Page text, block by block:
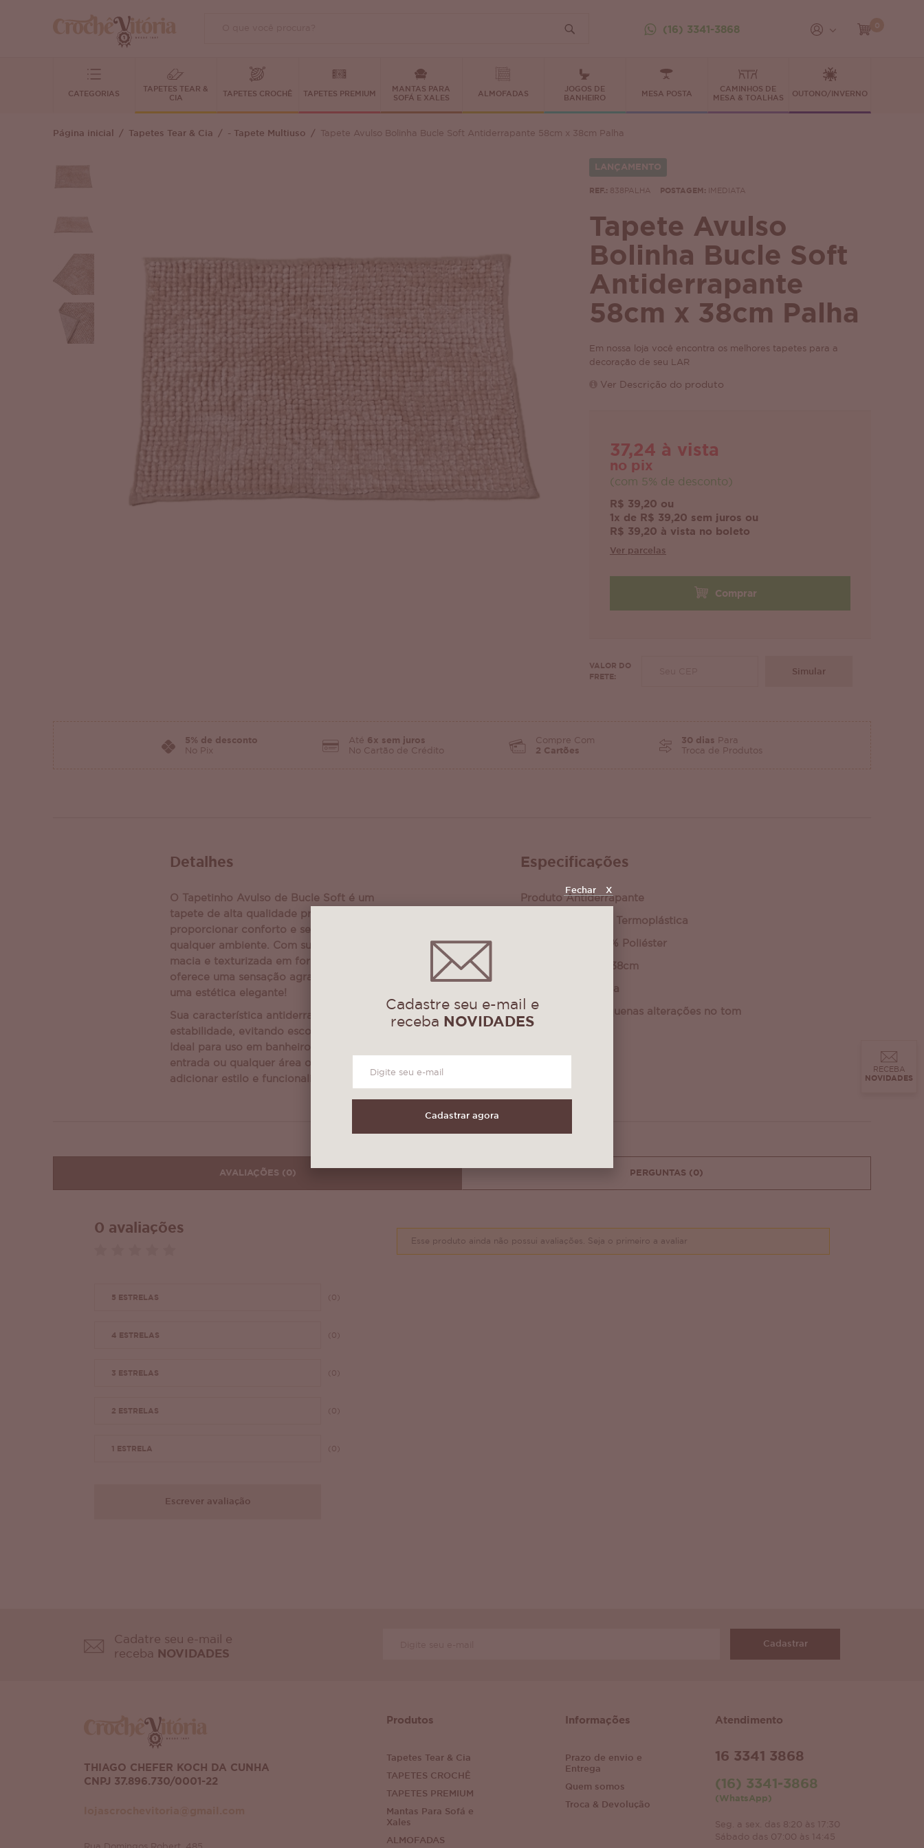
(16) 3341-3868
CATEGORIAS
TAPETES TEAR &
CIA
TAPETES CROCHÊ TAPETES PREMIUM
MANTAS PARA
SOFÁ E XALES
ALMOFADAS
JOGOS DE
BANHEIRO
MESA POSTA
CAMINHOS DE
MESA & TOALHAS
OUTONO/INVERNO
Página inicial Tapetes Tear & Cia - Tapete Multiuso Tapete Avulso Bolinha Bucle Soft Antiderrapante 58cm x 38cm Palha
LANÇAMENTO
REF.: 838PALHA POSTAGEM: IMEDIATA
Tapete Avulso
Bolinha Bucle Soft
Antiderrapante
58cm x 38cm Palha
Em nossa loja você encontra os melhores tapetes para a
decoração de seu LAR
Ver Descrição do produto
37,24 à vista
no pix
(com 5% de desconto)
R$ 39,20 ou
1x de R$ 39,20 sem juros ou
R$ 39,20 à vista no boleto
Ver parcelas
Comprar
VALOR DO
FRETE:
Simular
5% de desconto
No Pix
Até 6x sem juros
No Cartão de Crédito
Compre Com
2 Cartões
30 dias Para
Troca de Produtos
Detalhes
O Tapetinho Avulso de Bucle Soft é um
tapete de alta qualidade projetado para
proporcionar conforto e segurança em
qualquer ambiente. Com sua superfície
macia e texturizada em forma de bolinhas,
oferece uma sensação agradável ao toque e
uma estética elegante!
Sua característica antiderrapante garante
estabilidade, evitando escorregões e quedas.
Ideal para uso em banheiros, portas de
entrada ou qualquer área onde se deseje
adicionar estilo e funcionalidade.
Especificações
Produto Antiderrapante
Base de Borracha Termoplástica
Composição: 100% Poliéster
Medidas: 58cm x 38cm
Quantidade: 1 Peça
Podem sofrer pequenas alterações no tom
da cor!
AVALIAÇÕES (0) PERGUNTAS (0)
0 avaliações
5 ESTRELAS (0)
4 ESTRELAS (0)
3 ESTRELAS (0)
2 ESTRELAS (0)
1 ESTRELA (0)
Escrever avaliação
Esse produto ainda não possui avaliações. Seja o primeiro a avaliar
Cadatre seu e-mail e
receba
NOVIDADES
Cadastrar
THIAGO CHEFER KOCH DA CUNHA
CNPJ 37.896.730/0001-22
Produtos
Tapetes Tear & Cia
TAPETES CROCHÊ
TAPETES PREMIUM
Mantas Para Sofá e
Xales
ALMOFADAS
Informações
Prazo de envio e
Entrega
Quem somos
Troca & Devolução
Atendimento
16 3341 3868
(16) 3341-3868
(WhatsApp)
Seg. a sex. das 8:20 às 17:30
Sábado das 07:00 às 14:45
Cadastre seu e-mail e
receba NOVIDADES
Cadastrar agora
Fechar X
RECEBA
NOVIDADES